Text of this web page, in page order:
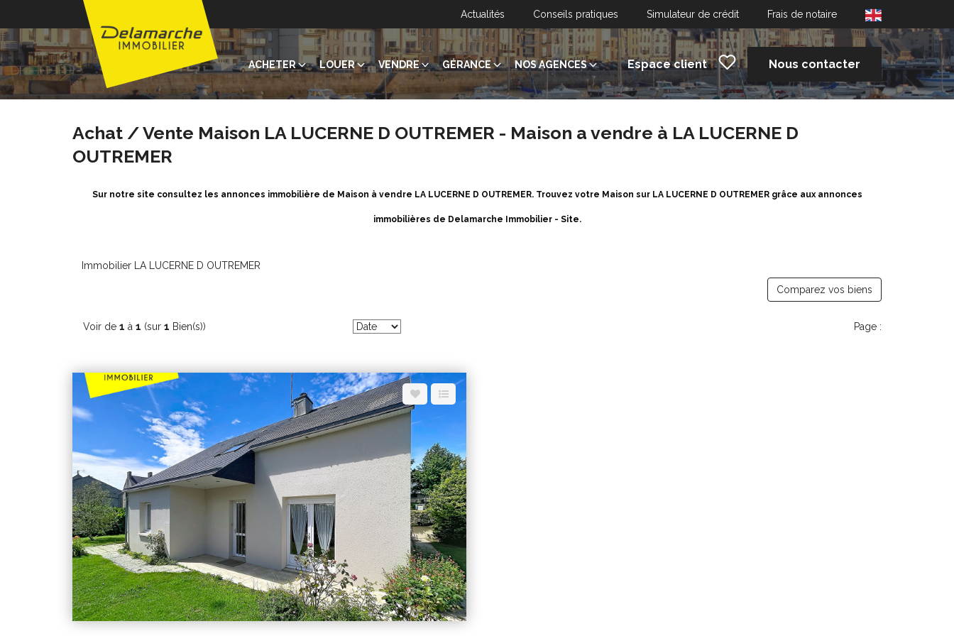
Actualités Conseils pratiques Simulateur de crédit Frais de notaire
ACHETER LOUER VENDRE GÉRANCE NOS AGENCES Espace client Nous contacter
Achat / Vente Maison LA LUCERNE D OUTREMER - Maison a vendre à LA LUCERNE D
OUTREMER
Sur notre site consultez les annonces immobilière de Maison à vendre LA LUCERNE D OUTREMER. Trouvez votre Maison sur LA LUCERNE D OUTREMER grâce aux annonces
immobilières de Delamarche Immobilier - Site.
Immobilier LA LUCERNE D OUTREMER
Comparez vos biens
Voir de 1 à 1 (sur 1 Bien(s)) Page :